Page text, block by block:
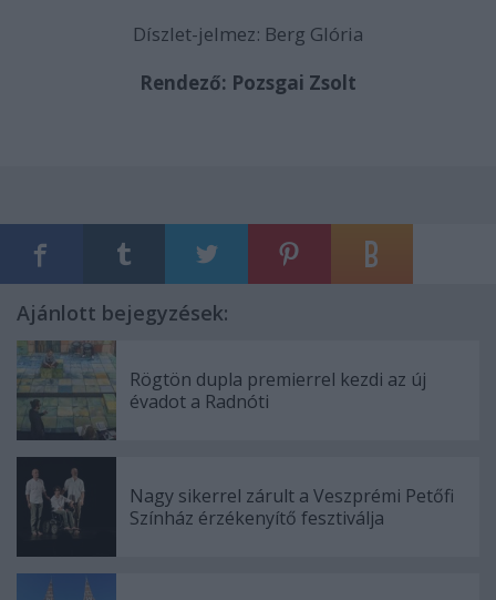
Díszlet-jelmez: Berg Glória
Rendező: Pozsgai Zsolt
Ajánlott bejegyzések:
Rögtön dupla premierrel kezdi az új
évadot a Radnóti
Nagy sikerrel zárult a Veszprémi Petőfi
Színház érzékenyítő fesztiválja